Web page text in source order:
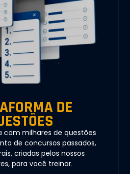
DE
com milhares de questões
de concursos passados,
criadas pelos nossos
para você treinar.